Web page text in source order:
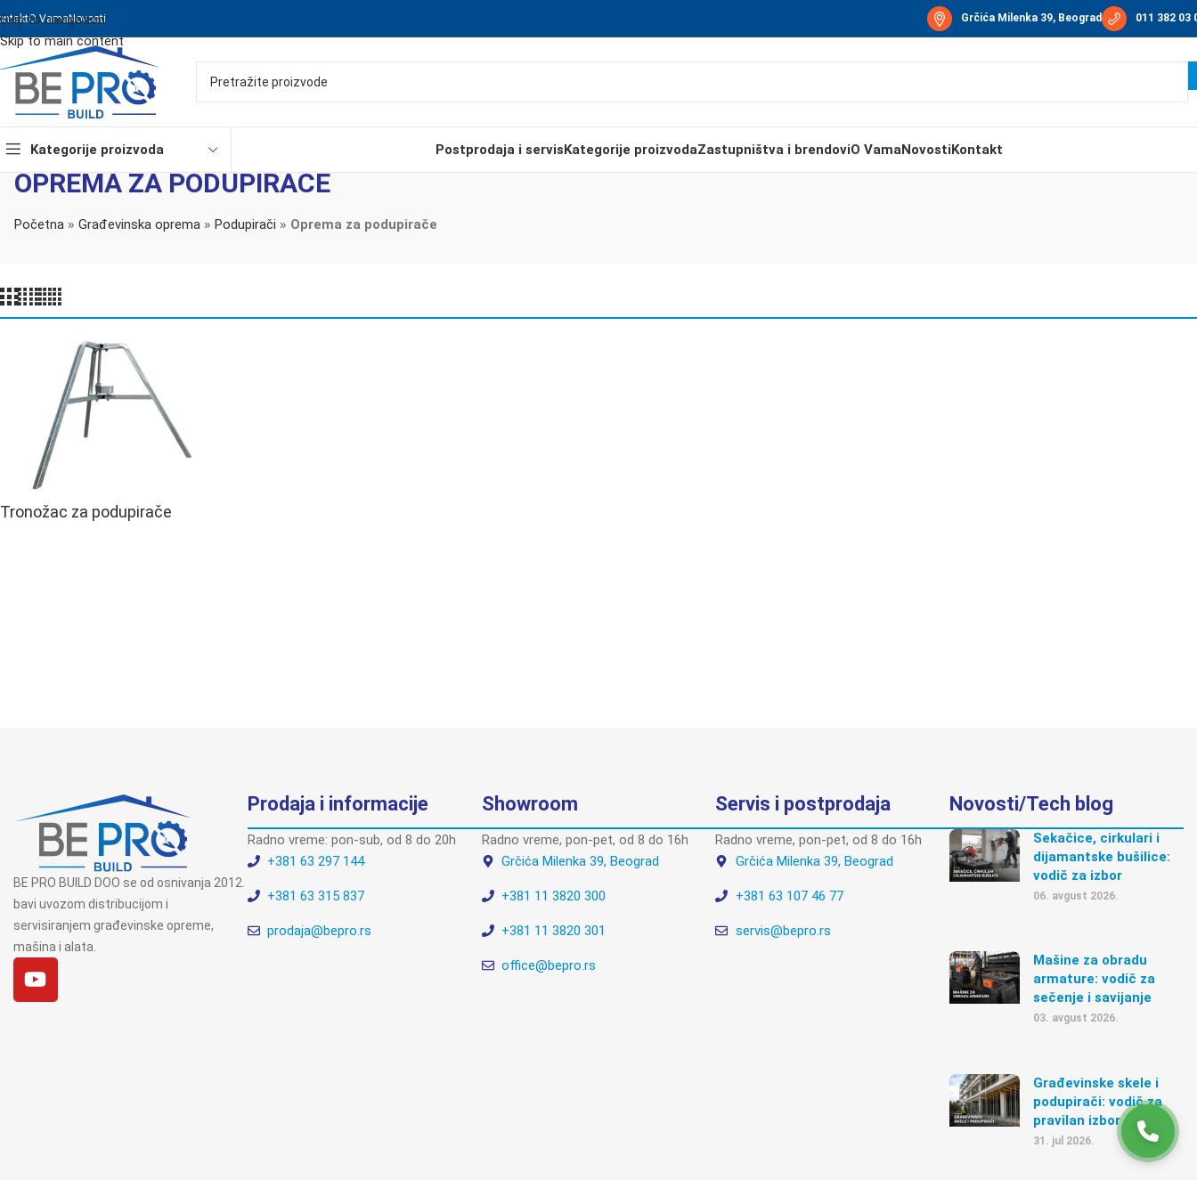
Skip to navigation
Skip to main content
O VamaNovosti Grčića Milenka 39, Beograd 011 382 03
Kategorije proizvoda Postprodaja i servisKategorije proizvodaZastupništva i brendoviO VamaNovostiKontakt
OPREMA ZA PODUPIRAČE
Početna » Građevinska oprema » Podupirači » Oprema za podupirače
Tronožac za podupirače
BE PRO BUILD DOO se od osnivanja 2012.
bavi uvozom distribucijom i
servisiranjem građevinske opreme,
mašina i alata.
Prodaja i informacije
Radno vreme: pon-sub, od 8 do 20h
+381 63 297 144
+381 63 315 837
prodaja@bepro.rs
Showroom
Radno vreme, pon-pet, od 8 do 16h
Grčića Milenka 39, Beograd
+381 11 3820 300
+381 11 3820 301
office@bepro.rs
Servis i postprodaja
Radno vreme, pon-pet, od 8 do 16h
Grčića Milenka 39, Beograd
+381 63 107 46 77
servis@bepro.rs
Novosti/Tech blog
Sekačice, cirkulari i
dijamantske bušilice:
vodič za izbor
06. avgust 2026.
Mašine za obradu
armature: vodič za
sečenje i savijanje
03. avgust 2026.
Građevinske skele i
podupirači: vodič za
pravilan izbor
31. jul 2026.